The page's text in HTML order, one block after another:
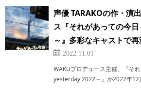
声優 TARAKOの作・演
ス『それがあっての今
～』多彩なキャストで
2022.11.01
WAKUプロデュース主催、『そ
yesterday 2022～』が2022年